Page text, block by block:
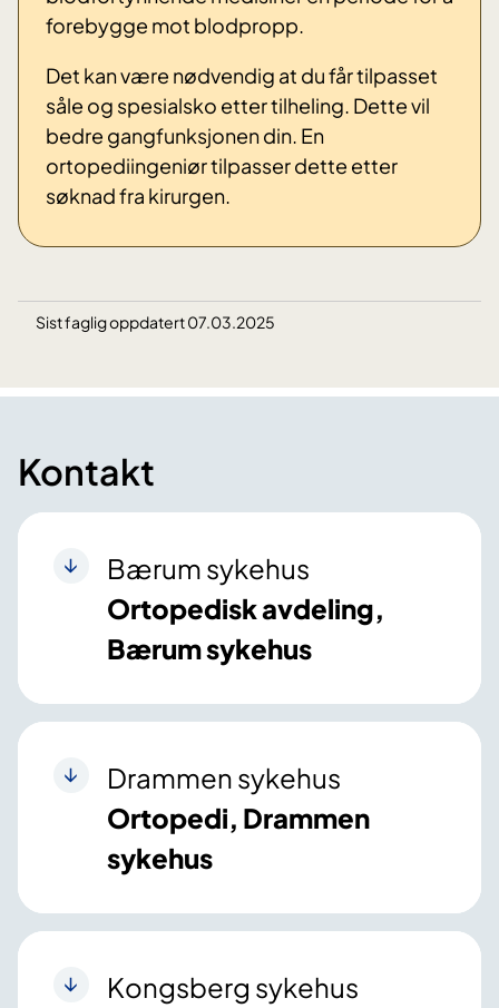
forebygge mot blodpropp.
Det kan være nødvendig at du får tilpasset
såle og spesialsko etter tilheling. Dette vil
bedre gangfunksjonen din. En
ortopediingeniør tilpasser dette etter
søknad fra kirurgen.
Sist faglig oppdatert 07.03.2025
Kontakt
Bærum sykehus
Ortopedisk avdeling,
Bærum sykehus
Drammen sykehus
Ortopedi, Drammen
sykehus
Kongsberg sykehus